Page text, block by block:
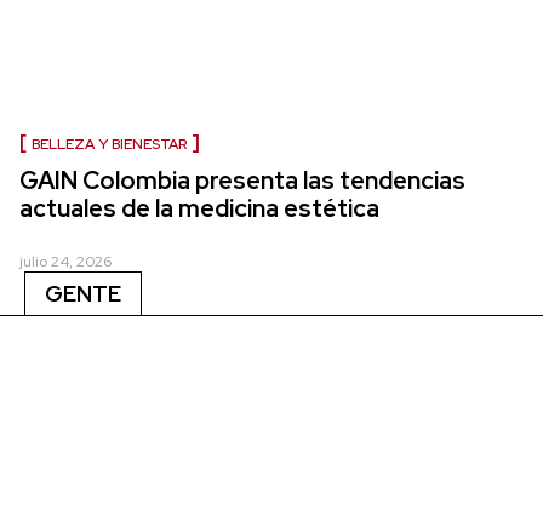
BELLEZA Y BIENESTAR
GAIN Colombia presenta las tendencias
actuales de la medicina estética
julio 24, 2026
GENTE